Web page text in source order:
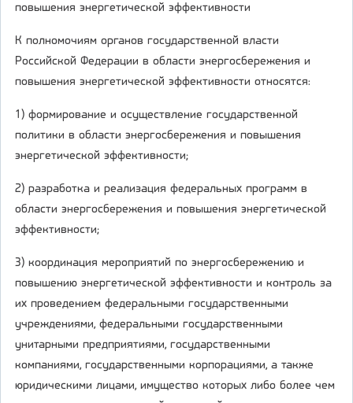
повышения энергетической эффективности
К полномочиям органов государственной власти
Российской Федерации в области энергосбережения и
повышения энергетической эффективности относятся:
1) формирование и осуществление государственной
политики в области энергосбережения и повышения
энергетической эффективности;
2) разработка и реализация федеральных программ в
области энергосбережения и повышения энергетической
эффективности;
3) координация мероприятий по энергосбережению и
повышению энергетической эффективности и контроль за
их проведением федеральными государственными
учреждениями, федеральными государственными
унитарными предприятиями, государственными
компаниями, государственными корпорациями, а также
юридическими лицами, имущество которых либо более чем